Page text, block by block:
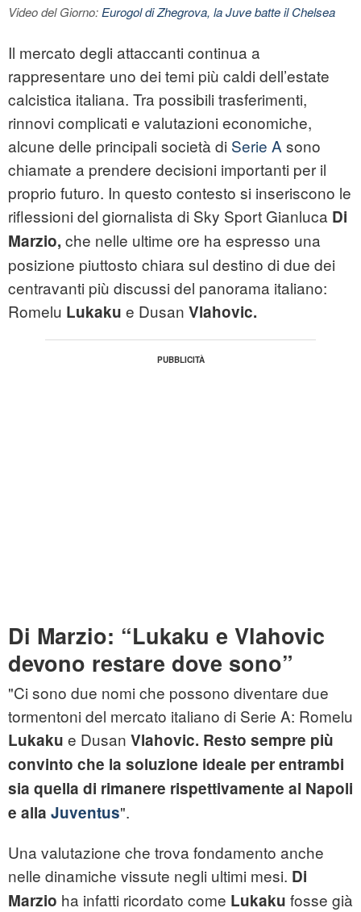
Video del Giorno:Eurogol di Zhegrova, la Juve batte il Chelsea
Il mercato degli attaccanti continua a
rappresentare uno dei temi più caldi dell’estate
calcistica italiana. Tra possibili trasferimenti,
rinnovi complicati e valutazioni economiche,
alcune delle principali società di Serie A sono
chiamate a prendere decisioni importanti per il
proprio futuro. In questo contesto si inseriscono le
riflessioni del giornalista di Sky Sport Gianluca Di
Marzio, che nelle ultime ore ha espresso una
posizione piuttosto chiara sul destino di due dei
centravanti più discussi del panorama italiano:
Romelu Lukaku e Dusan Vlahovic.
Di Marzio: “Lukaku e Vlahovic
devono restare dove sono”
"Ci sono due nomi che possono diventare due
tormentoni del mercato italiano di Serie A: Romelu
Lukaku e Dusan Vlahovic. Resto sempre più
convinto che la soluzione ideale per entrambi
sia quella di rimanere rispettivamente al Napoli
e alla Juventus".
Una valutazione che trova fondamento anche
nelle dinamiche vissute negli ultimi mesi. Di
Marzio ha infatti ricordato come Lukaku fosse già